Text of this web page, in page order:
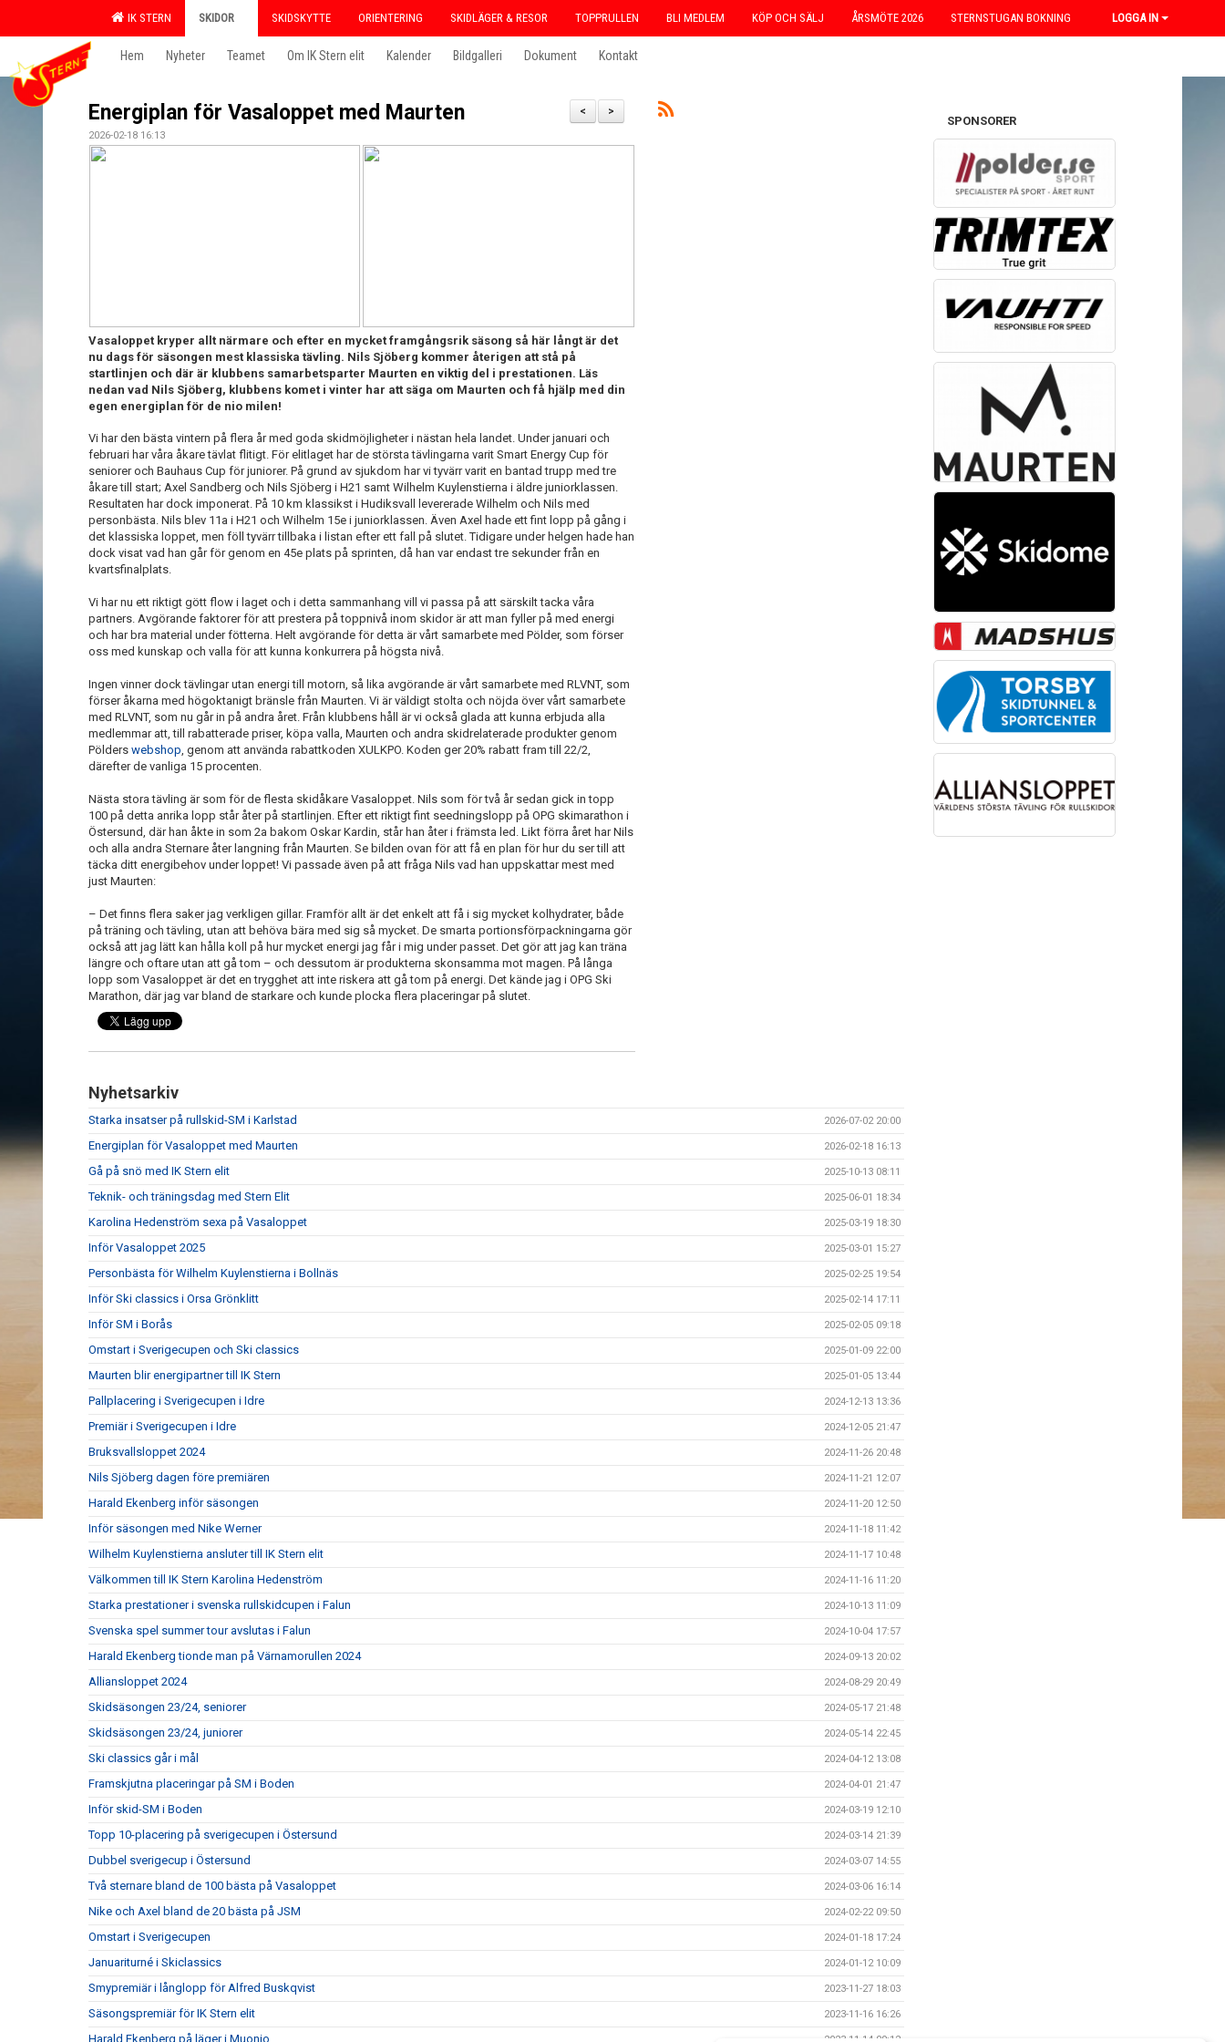
IK STERN SKIDOR SKIDSKYTTE ORIENTERING SKIDLÄGER & RESOR TOPPRULLEN BLI MEDLEM KÖP OCH SÄLJ ÅRSMÖTE 2026 STERNSTUGAN BOKNING LOGGA IN
Hem Nyheter Teamet Om IK Stern elit Kalender Bildgalleri Dokument Kontakt
>
<
Energiplan för Vasaloppet med Maurten
2026-02-18 16:13
Vasaloppet kryper allt närmare och efter en mycket framgångsrik säsong så här långt är det
nu dags för säsongen mest klassiska tävling. Nils Sjöberg kommer återigen att stå på
startlinjen och där är klubbens samarbetsparter Maurten en viktig del i prestationen. Läs
nedan vad Nils Sjöberg, klubbens komet i vinter har att säga om Maurten och få hjälp med din
egen energiplan för de nio milen!
Vi har den bästa vintern på flera år med goda skidmöjligheter i nästan hela landet. Under januari och
februari har våra åkare tävlat flitigt. För elitlaget har de största tävlingarna varit Smart Energy Cup för
seniorer och Bauhaus Cup för juniorer. På grund av sjukdom har vi tyvärr varit en bantad trupp med tre
åkare till start; Axel Sandberg och Nils Sjöberg i H21 samt Wilhelm Kuylenstierna i äldre juniorklassen.
Resultaten har dock imponerat. På 10 km klassikst i Hudiksvall levererade Wilhelm och Nils med
personbästa. Nils blev 11a i H21 och Wilhelm 15e i juniorklassen. Även Axel hade ett fint lopp på gång i
det klassiska loppet, men föll tyvärr tillbaka i listan efter ett fall på slutet. Tidigare under helgen hade han
dock visat vad han går för genom en 45e plats på sprinten, då han var endast tre sekunder från en
kvartsfinalplats.
Vi har nu ett riktigt gött flow i laget och i detta sammanhang vill vi passa på att särskilt tacka våra
partners. Avgörande faktorer för att prestera på toppnivå inom skidor är att man fyller på med energi
och har bra material under fötterna. Helt avgörande för detta är vårt samarbete med Pölder, som förser
oss med kunskap och valla för att kunna konkurrera på högsta nivå.
Ingen vinner dock tävlingar utan energi till motorn, så lika avgörande är vårt samarbete med RLVNT, som
förser åkarna med högoktanigt bränsle från Maurten. Vi är väldigt stolta och nöjda över vårt samarbete
med RLVNT, som nu går in på andra året. Från klubbens håll är vi också glada att kunna erbjuda alla
medlemmar att, till rabatterade priser, köpa valla, Maurten och andra skidrelaterade produkter genom
Pölders webshop, genom att använda rabattkoden XULKPO. Koden ger 20% rabatt fram till 22/2,
därefter de vanliga 15 procenten.
Nästa stora tävling är som för de flesta skidåkare Vasaloppet. Nils som för två år sedan gick in topp
100 på detta anrika lopp står åter på startlinjen. Efter ett riktigt fint seedningslopp på OPG skimarathon i
Östersund, där han åkte in som 2a bakom Oskar Kardin, står han åter i främsta led. Likt förra året har Nils
och alla andra Sternare åter langning från Maurten. Se bilden ovan för att få en plan för hur du ser till att
täcka ditt energibehov under loppet! Vi passade även på att fråga Nils vad han uppskattar mest med
just Maurten:
– Det finns flera saker jag verkligen gillar. Framför allt är det enkelt att få i sig mycket kolhydrater, både
på träning och tävling, utan att behöva bära med sig så mycket. De smarta portionsförpackningarna gör
också att jag lätt kan hålla koll på hur mycket energi jag får i mig under passet. Det gör att jag kan träna
längre och oftare utan att gå tom – och dessutom är produkterna skonsamma mot magen. På långa
lopp som Vasaloppet är det en trygghet att inte riskera att gå tom på energi. Det kände jag i OPG Ski
Marathon, där jag var bland de starkare och kunde plocka flera placeringar på slutet.
Nyhetsarkiv
Starka insatser på rullskid-SM i Karlstad 2026-07-02 20:00
Energiplan för Vasaloppet med Maurten 2026-02-18 16:13
Gå på snö med IK Stern elit 2025-10-13 08:11
Teknik- och träningsdag med Stern Elit 2025-06-01 18:34
Karolina Hedenström sexa på Vasaloppet 2025-03-19 18:30
Inför Vasaloppet 2025 2025-03-01 15:27
Personbästa för Wilhelm Kuylenstierna i Bollnäs 2025-02-25 19:54
Inför Ski classics i Orsa Grönklitt 2025-02-14 17:11
Inför SM i Borås 2025-02-05 09:18
Omstart i Sverigecupen och Ski classics 2025-01-09 22:00
Maurten blir energipartner till IK Stern 2025-01-05 13:44
Pallplacering i Sverigecupen i Idre 2024-12-13 13:36
Premiär i Sverigecupen i Idre 2024-12-05 21:47
Bruksvallsloppet 2024 2024-11-26 20:48
Nils Sjöberg dagen före premiären 2024-11-21 12:07
Harald Ekenberg inför säsongen 2024-11-20 12:50
Inför säsongen med Nike Werner 2024-11-18 11:42
Wilhelm Kuylenstierna ansluter till IK Stern elit 2024-11-17 10:48
Välkommen till IK Stern Karolina Hedenström 2024-11-16 11:20
Starka prestationer i svenska rullskidcupen i Falun 2024-10-13 11:09
Svenska spel summer tour avslutas i Falun 2024-10-04 17:57
Harald Ekenberg tionde man på Värnamorullen 2024 2024-09-13 20:02
Alliansloppet 2024 2024-08-29 20:49
Skidsäsongen 23/24, seniorer 2024-05-17 21:48
Skidsäsongen 23/24, juniorer 2024-05-14 22:45
Ski classics går i mål 2024-04-12 13:08
Framskjutna placeringar på SM i Boden 2024-04-01 21:47
Inför skid-SM i Boden 2024-03-19 12:10
Topp 10-placering på sverigecupen i Östersund 2024-03-14 21:39
Dubbel sverigecup i Östersund 2024-03-07 14:55
Två sternare bland de 100 bästa på Vasaloppet 2024-03-06 16:14
Nike och Axel bland de 20 bästa på JSM 2024-02-22 09:50
Omstart i Sverigecupen 2024-01-18 17:24
Januariturné i Skiclassics 2024-01-12 10:09
Smypremiär i långlopp för Alfred Buskqvist 2023-11-27 18:03
Säsongspremiär för IK Stern elit 2023-11-16 16:26
Harald Ekenberg på läger i Muonio
SPONSORER